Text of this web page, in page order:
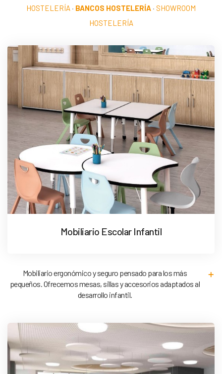
HOSTELERÍA · BANCOS HOSTELERÍA · SHOWROOM
HOSTELERÍA
Mobiliario Escolar Infantil
Mobiliario ergonómico y seguro pensado para los más
pequeños. Ofrecemos mesas, sillas y accesorios adaptados al
desarrollo infantil.